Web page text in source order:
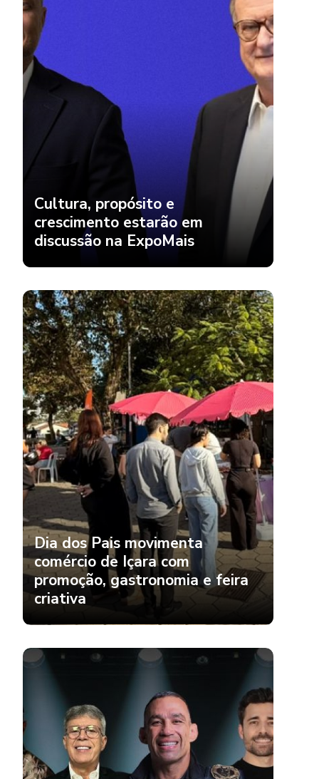
Cultura, propósito e
crescimento estarão em
discussão na ExpoMais
Dia dos Pais movimenta
comércio de Içara com
promoção, gastronomia e feira
criativa